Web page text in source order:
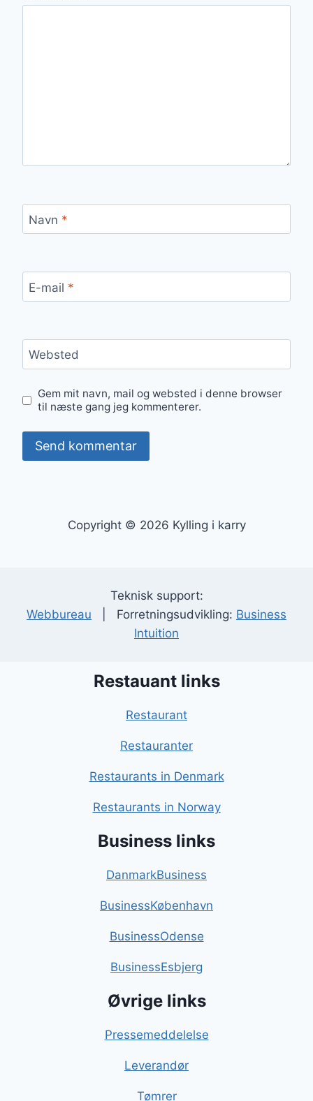
Navn *
E-mail *
Websted
Gem mit navn, mail og websted i denne browser
til næste gang jeg kommenterer.
Copyright © 2026 Kylling i karry
Teknisk support:
Webbureau | Forretningsudvikling: Business
Intuition
Restauant links
Restaurant
Restauranter
Restaurants in Denmark
Restaurants in Norway
Business links
DanmarkBusiness
BusinessKøbenhavn
BusinessOdense
BusinessEsbjerg
Øvrige links
Pressemeddelelse
Leverandør
Tømrer